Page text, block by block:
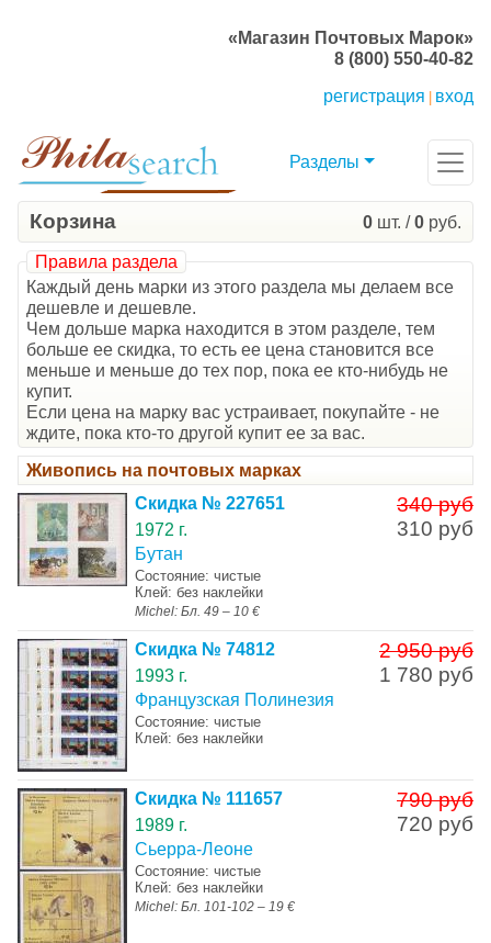
«Магазин Почтовых Марок»
8 (800) 550-40-82
регистрация
вход
Разделы
Корзина 0 шт. /0 руб.
Правила раздела
Каждый день марки из этого раздела мы делаем все
дешевле и дешевле.
Чем дольше марка находится в этом разделе, тем
больше ее скидка, то есть ее цена становится все
меньше и меньше до тех пор, пока ее кто-нибудь не
купит.
Если цена на марку вас устраивает, покупайте - не
ждите, пока кто-то другой купит ее за вас.
Живопись на почтовых марках
340 руб
310 руб
Скидка № 227651
1972 г.
Бутан
Состояние: чистые
Клей: без наклейки
Michel: Бл. 49 – 10 €
2 950 руб
1 780 руб
Скидка № 74812
1993 г.
Французская Полинезия
Состояние: чистые
Клей: без наклейки
790 руб
720 руб
Скидка № 111657
1989 г.
Сьерра-Леоне
Состояние: чистые
Клей: без наклейки
Michel: Бл. 101-102 – 19 €